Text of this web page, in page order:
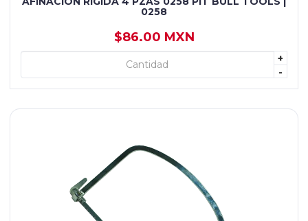
0258
$86.00 MXN
+
-
+ AGREGAR